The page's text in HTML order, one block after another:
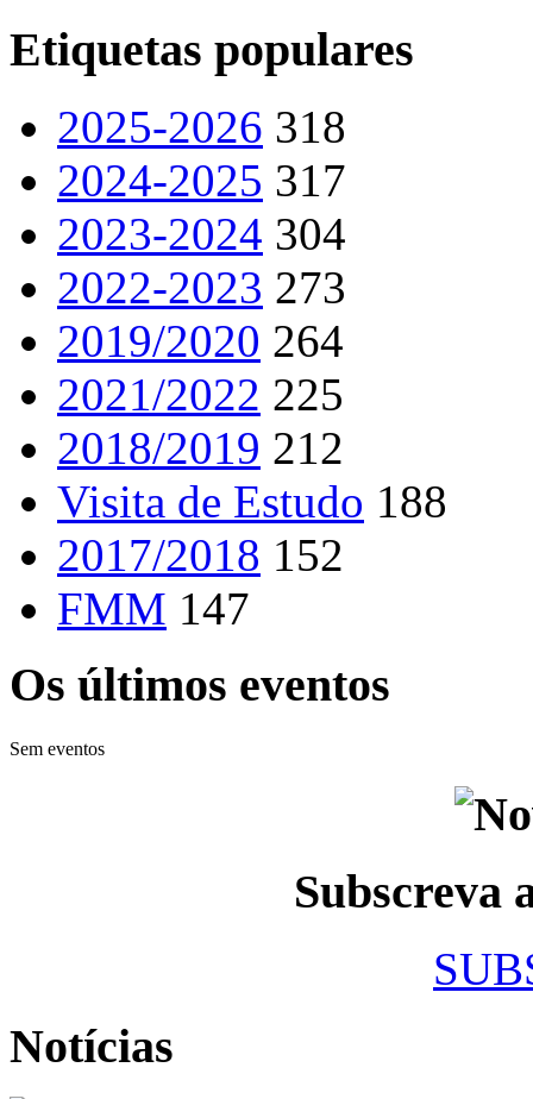
Etiquetas populares
2025-2026 318
2024-2025 317
2023-2024 304
2022-2023 273
2019/2020 264
2021/2022 225
2018/2019 212
Visita de Estudo 188
2017/2018 152
FMM 147
Os últimos eventos
Sem eventos
Subscreva
Notícias